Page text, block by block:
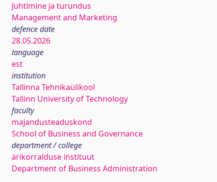
Juhtimine ja turundus
Management and Marketing
defence date
28.05.2026
language
est
institution
Tallinna Tehnikaülikool
Tallinn University of Technology
faculty
majandusteaduskond
School of Business and Governance
department / college
ärikorralduse instituut
Department of Business Administration